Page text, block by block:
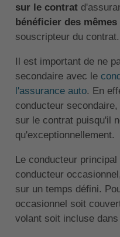
sur le contrat
bénéficier des
souscripteur du contrat.
Il est important de ne
secondaire avec le
l'assurance auto. En
conducteur
sur le contrat puisqu'il
qu'exceptionnellement.
Le conducteur
conducteur
sur un temps défini.
occasionnel soit
volant soit incluse